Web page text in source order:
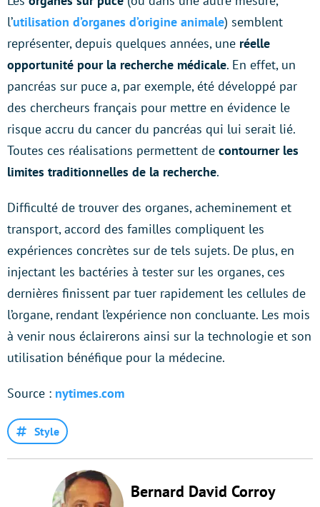
l’utilisation d’organes d’origine animale) semblent
représenter, depuis quelques années, une réelle
opportunité pour la recherche médicale. En effet, un
pancréas sur puce a, par exemple, été développé par
des chercheurs français pour mettre en évidence le
risque accru du cancer du pancréas qui lui serait lié.
Toutes ces réalisations permettent de contourner les
limites traditionnelles de la recherche.
Difficulté de trouver des organes, acheminement et
transport, accord des familles compliquent les
expériences concrètes sur de tels sujets. De plus, en
injectant les bactéries à tester sur les organes, ces
dernières finissent par tuer rapidement les cellules de
l’organe, rendant l’expérience non concluante. Les mois
à venir nous éclairerons ainsi sur la technologie et son
utilisation bénéfique pour la médecine.
Source : nytimes.com
Style
Bernard David Corroy